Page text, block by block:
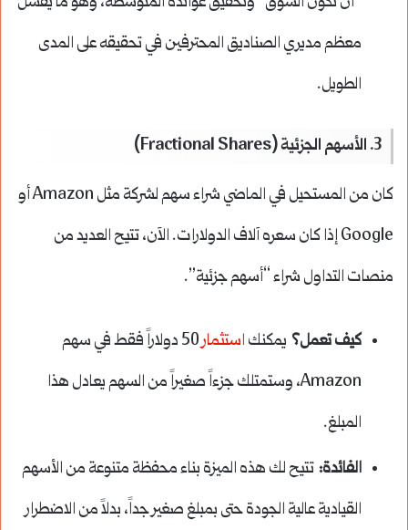
معظم مديري الصناديق المحترفين في تحقيقه على المدى
الطويل.
3. الأسهم الجزئية (Fractional Shares)
كان من المستحيل في الماضي شراء سهم لشركة مثل Amazon أو
Google إذا كان سعره آلاف الدولارات. الآن، تتيح العديد من
منصات التداول شراء “أسهم جزئية”.
كيف تعمل؟ يمكنك استثمار
50 دولاراً فقط في سهم
Amazon، وستمتلك جزءاً صغيراً من السهم يعادل هذا
المبلغ.
الفائدة: تتيح لك هذه الميزة بناء محفظة متنوعة من الأسهم
القيادية عالية الجودة حتى بمبلغ صغير جداً، بدلاً من الاضطرار